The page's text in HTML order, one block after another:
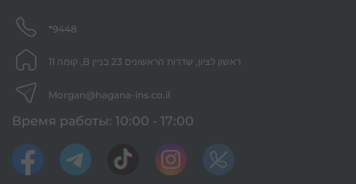
*9448
ראשון לציון, שדרות הראשונים 23 בניין B, קומה 11
Morgan@hagana-ins.co.il
Время работы: 10:00 - 17:00